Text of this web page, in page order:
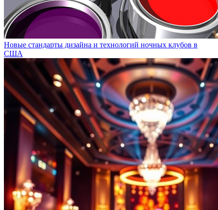
Новые стандарты дизайна и технологий ночных клубов в
США